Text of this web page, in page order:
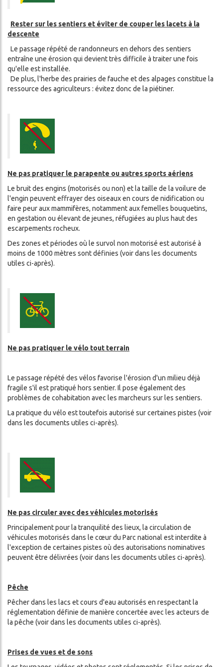
Rester sur les sentiers et éviter de couper les lacets à la
descente
Le passage répété de randonneurs en dehors des sentiers
entraîne une érosion qui devient très difficile à traiter une fois
qu'elle est installée.
De plus, l'herbe des prairies de fauche et des alpages constitue la
ressource des agriculteurs : évitez donc de la piétiner.
Ne pas pratiquer le parapente ou autres sports aériens
Le bruit des engins (motorisés ou non) et la taille de la voilure de
l'engin peuvent effrayer des oiseaux en cours de nidification ou
faire peur aux mammifères, notamment aux femelles bouquetins,
en gestation ou élevant de jeunes, réfugiées au plus haut des
escarpements rocheux.
Des zones et périodes où le survol non motorisé est autorisé à
moins de 1000 mètres sont définies (voir dans les documents
utiles ci-après).
Ne pas pratiquer le vélo tout terrain
Le passage répété des vélos favorise l'érosion d'un milieu déjà
fragile s'il est pratiqué hors sentier. Il pose également des
problèmes de cohabitation avec les marcheurs sur les sentiers.
La pratique du vélo est toutefois autorisé sur certaines pistes (voir
dans les documents utiles ci-après).
Ne pas circuler avec des véhicules motorisés
Principalement pour la tranquilité des lieux, la circulation de
véhicules motorisés dans le cœur du Parc national est interdite à
l'exception de certaines pistes où des autorisations nominatives
peuvent être délivrées (voir dans les documents utiles ci-après).
Pêche
Pêcher dans les lacs et cours d'eau autorisés en respectant la
réglementation définie de manière concertée avec les acteurs de
la pêche (voir dans les documents utiles ci-après).
Prises de vues et de sons